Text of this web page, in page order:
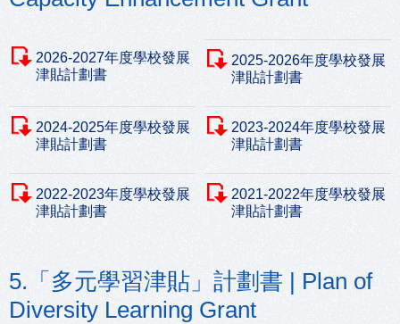
2026-2027年度學校發展
津貼計劃書
2025-2026年度學校發展
津貼計劃書
2024-2025年度學校發展
津貼計劃書
2023-2024年度學校發展
津貼計劃書
2022-2023年度學校發展
津貼計劃書
2021-2022年度學校發展
津貼計劃書
5.「多元學習津貼」計劃書 | Plan of
Diversity Learning Grant